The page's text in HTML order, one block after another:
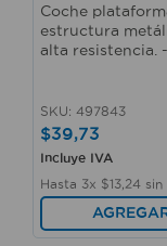
Coche
estructura
alta resistencia.
SKU: 497843
$39,73
Incluye IVA
Hasta 3x $13 24 sin